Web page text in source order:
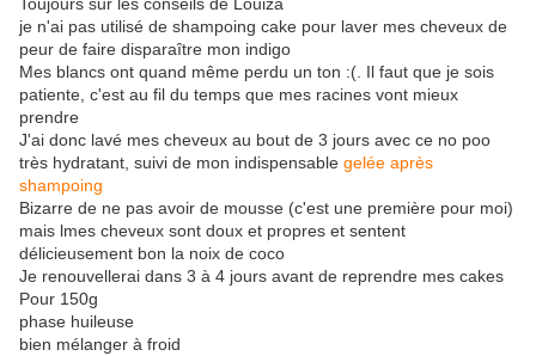
je n'ai pas utilisé de shampoing cake pour laver mes cheveux de
peur de faire disparaître mon indigo
Mes blancs ont quand même perdu un ton :(. Il faut que je sois
patiente, c'est au fil du temps que mes racines vont mieux
prendre
J'ai donc lavé mes cheveux au bout de 3 jours avec ce no poo
très hydratant, suivi de mon indispensable gelée après
shampoing
Bizarre de ne pas avoir de mousse (c'est une première pour moi)
mais lmes cheveux sont doux et propres et sentent
délicieusement bon la noix de coco
Je renouvellerai dans 3 à 4 jours avant de reprendre mes cakes
Pour 150g
phase huileuse
bien mélanger à froid